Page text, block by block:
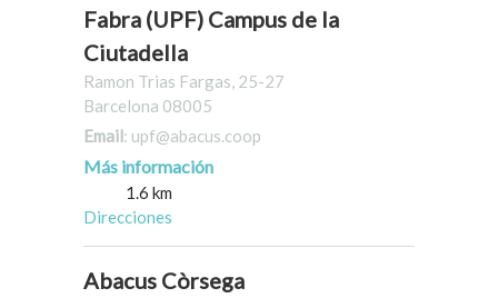
Fabra (UPF) Campus de la
Ciutadella
Ramon Trias Fargas, 25-27
Barcelona 08005
Email: upf@abacus.coop
Más información
1.6 km
Direcciones
Abacus Còrsega